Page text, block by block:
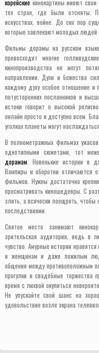
корейские кинокартины имеют
тех стран, где были отсняты.
искусствах, войне. До сих пор
которые завлекают молодых людей
Фильмы дорамы на русском
превосходит многие
кинопроизводства не могут
направлении. Духи и божества
каждому духу особое отношение и
потусторонних посланников и
истоки говорит о высокой
онлайн просто и доступно всем.
уголках планеты могут
В полнометражных фильмах
однотипными сюжетами, тот
дорамам. Новенькие истории в
Вампиры и оборотни отличаются
фильмов. Нужны достаточно
просматривать киношедевры. С
злить, а всячески поощрять,
последствиями.
Святое место занимают
зрительская аудитория, ведь в
чувство. Амурные истории
и женщинам и даже пожилым
общения между противоположным
прогулки и свадебные торжества
время с лихвой окупиться
Не упускайте свой шанс на
удовольствие возле экрана